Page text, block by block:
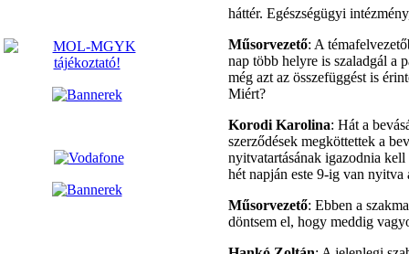
háttér. Egészségügyi
Műsorvezető: A
nap több helyre is szaladgál a
még azt az összefüggést is
Miért?
Korodi Karolina: Hát a
szerződések megköttettek a
nyitvatartásának igazodnia
hét napján este 9-ig van nyitva
Műsorvezető: Ebben a
döntsem el, hogy meddig